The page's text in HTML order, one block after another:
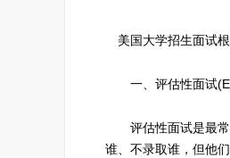
美国大学招生面试根
一、评估性面试
评估性面试是最常
谁、不录取谁，但他